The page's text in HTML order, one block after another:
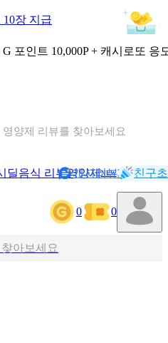
10장 지급
G 포인트 10,000P + 캐시로또 응
영양제 리뷰를 찾아보세요
딜음식 리뷰영양제NEW기록
캐시리뷰 친구
0 0
색해보세요
검색해보세요
아보세요